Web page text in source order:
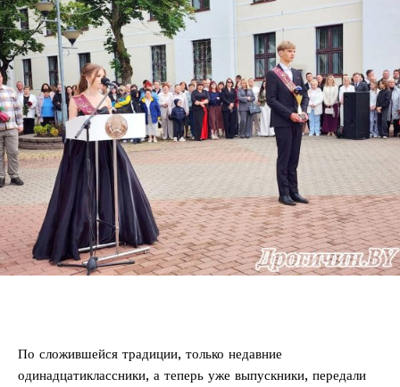
По сложившейся традиции, только недавние
одинадцатиклассники, а теперь уже выпускники, передали